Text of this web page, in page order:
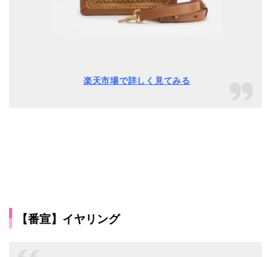
楽天市場で詳しく見てみる
【番宣】イヤリング